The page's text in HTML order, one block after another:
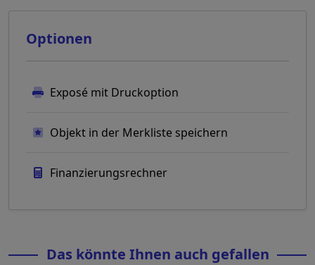
Optionen
Exposé mit Druckoption
Objekt in der Merkliste speichern
Finanzierungsrechner
Das könnte Ihnen auch gefallen